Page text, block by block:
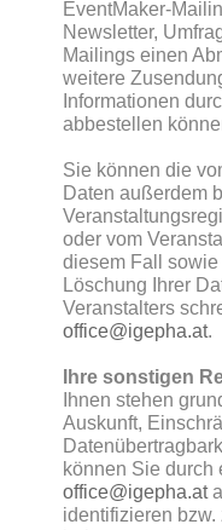
EventMaker-
Newsletter,
Mailings einen
weitere
Informationen
abbestellen
Sie können die
Daten außerdem
oder vom
diesem Fall
Löschung Ihrer
Veranstalters
office@igepha.at.
Ihre sonstigen
Ihnen stehen
Auskunft,
können Sie durch
office@igepha.at
identifizieren bzw.